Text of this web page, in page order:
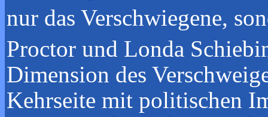
nur das Verschwiegene,
Proctor und Londa
Dimension des
Kehrseite mit politischen